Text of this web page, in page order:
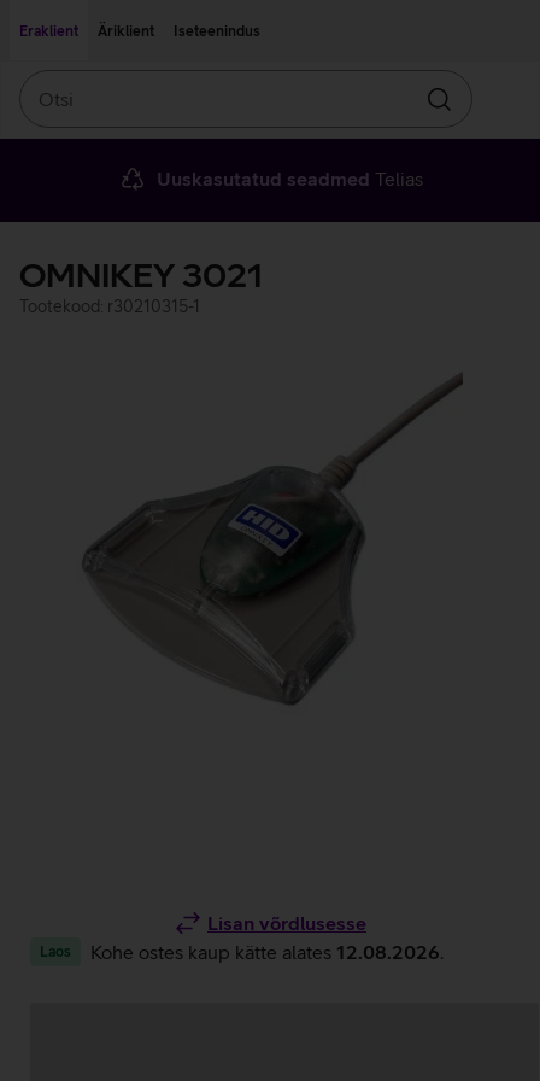
Eraklient
Äriklient Iseteenindus
Otsin
Uuskasutatud seadmed Telias
OMNIKEY 3021
Tootekood: r30210315-1
Lisan võrdlusesse
Laos Kohe ostes kaup kätte alates 12.08.2026